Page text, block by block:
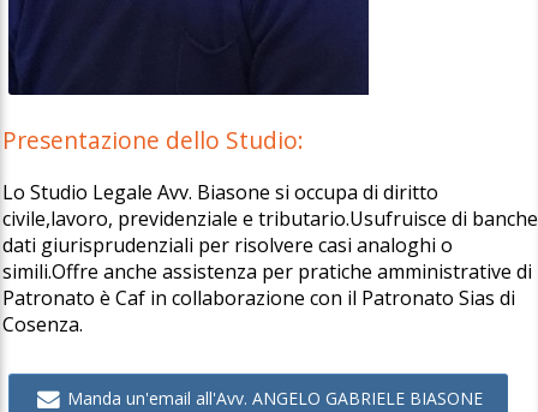
Presentazione dello Studio:
Lo Studio Legale Avv. Biasone si occupa di diritto
civile,lavoro, previdenziale e tributario.Usufruisce di banche
dati giurisprudenziali per risolvere casi analoghi o
simili.Offre anche assistenza per pratiche amministrative di
Patronato è Caf in collaborazione con il Patronato Sias di
Cosenza.
Manda un'email all'Avv. ANGELO GABRIELE BIASONE